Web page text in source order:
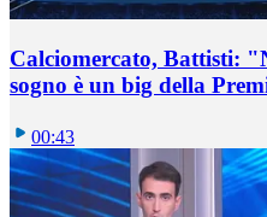
Calciomercato, Battisti:
sogno è un big della
00:43